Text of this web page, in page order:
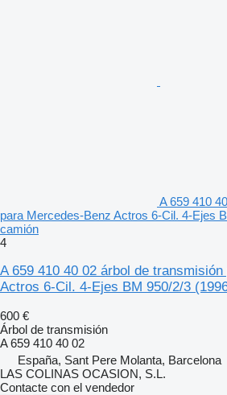
A 659 410
para Mercedes-Benz Actros 6-Cil. 4-Ejes
camión
4
A 659 410 40 02 árbol de
Actros 6-Cil. 4-Ejes BM 950/2/3
600 €
Árbol de transmisión
A 659 410 40 02
España, Sant Pere Molanta, Barcelona
LAS COLINAS OCASION, S.L.
Contacte con el vendedor